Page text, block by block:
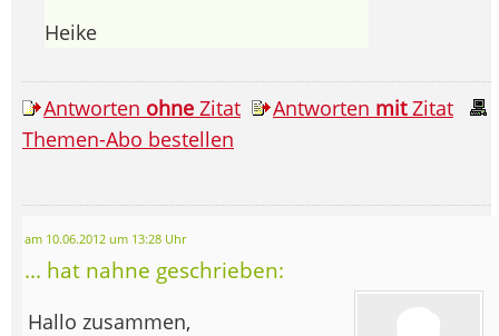
Heike
Antworten ohne Zitat Antworten mitZitat
Themen-Abo bestellen
am 10.06.2012 um 13:28 Uhr
... hat nahne geschrieben:
Hallo zusammen,